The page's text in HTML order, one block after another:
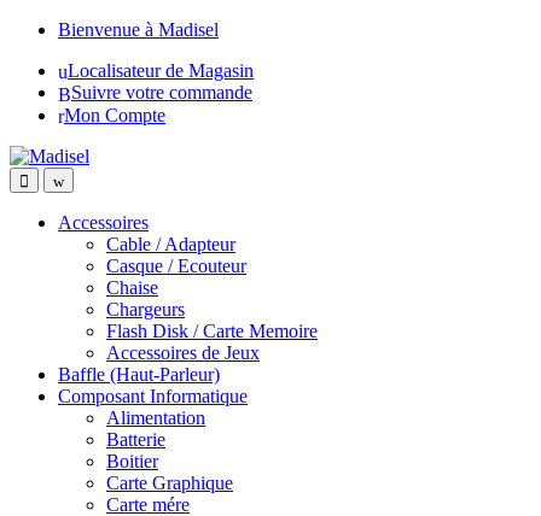
Skip
navigation
Skip
content
Bienvenue à Madisel
Localisateur de Magasin
Suivre votre commande
Mon Compte
Accessoires
Cable / Adapteur
Casque / Ecouteur
Chaise
Chargeurs
Flash Disk / Carte Memoire
Accessoires de Jeux
Baffle (Haut-Parleur)
Composant Informatique
Alimentation
Batterie
Boitier
Carte Graphique
Carte mére